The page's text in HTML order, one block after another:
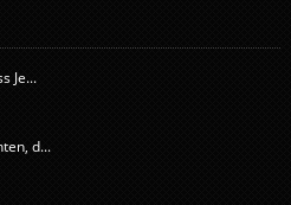
Je...
d...